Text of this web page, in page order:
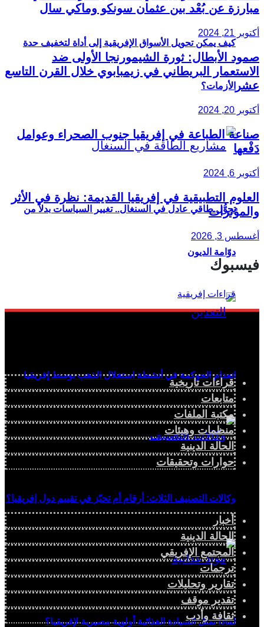
كيف يمكن تحويل الأسواق الإفريقية إلى أداة لتخفيف حدة
الأزمات؟
تحوُّل طاقي عادل في السنغال.. تغيير السياسات بدلاً من
دوّامة الديون
انعدام الحوكمة في أنشطة استغلال الذهب بوسط إفريقيا
وكالات التصنيف الثلاث: أرقام أم تحيّز في تقييم دول إفريقيا؟
لماذا تمثل السيادة الغذائية أولوية مصيرية لإفريقيا؟
مبارزة عن بُعْد بين عثمان سونكو وماكي سال
أكتوبر 21, 2024
صمود الأبطال: ثورة الشيمورنجا الأولى ضد
الاستعمار البريطاني في زيمبابوي خلال القرن التاسع
عشر
أكتوبر 20, 2024
صناعة الطباعة في إفريقيا جنوب الصحراء وعوامل
دَفْعها
أكتوبر 6, 2024
العلوم التطبيقية في إفريقيا القديمة: نظرة في الأثر
والمؤثرات
أغسطس 3, 2026
فيسبوك
قراءات تاريخية
متابعات
مكتبة الملفات
منظمات وهيئات
الحالة الدينية
حوارات وتحقيقات
أخبار
الحالة الدينية
المجتمع الإفريقي
ترجمات
تقارير وتحليلات
تقدير موقف
ثقافة وأدب